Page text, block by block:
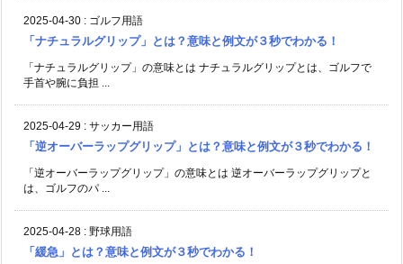
2025-04-30 : ゴルフ用語
「ナチュラルグリップ」とは？意味と例文が３秒でわかる！
「ナチュラルグリップ」の意味とは ナチュラルグリップとは、ゴルフで
手首や腕に負担 ...
2025-04-29 : サッカー用語
「逆オーバーラップグリップ」とは？意味と例文が３秒でわかる！
「逆オーバーラップグリップ」の意味とは 逆オーバーラップグリップと
は、ゴルフのパ ...
2025-04-28 : 野球用語
「緩急」とは？意味と例文が３秒でわかる！